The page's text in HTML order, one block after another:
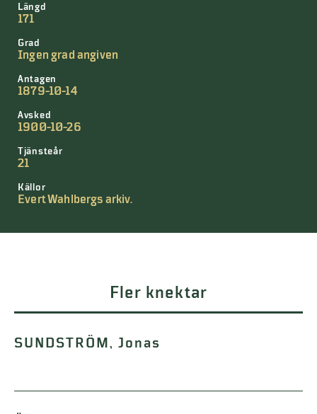
Längd
171
Grad
Ingen grad angiven
Antagen
1879-10-14
Avsked
1900-10-26
Tjänsteår
21
Källor
Evert Wahlbergs arkiv.
Fler knektar
SUNDSTRÖM, Jonas